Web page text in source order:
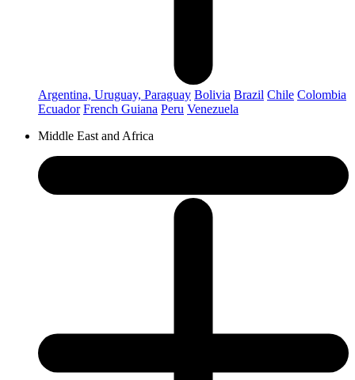
Argentina, Uruguay, Paraguay Bolivia Brazil Chile Colombia
Ecuador French Guiana Peru Venezuela
Middle East and Africa